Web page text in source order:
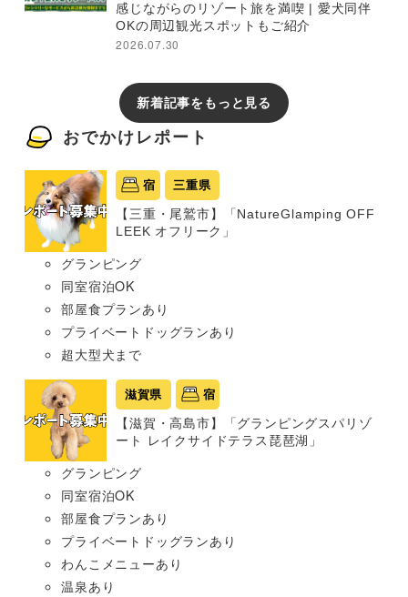
感じながらのリゾート旅を満喫 | 愛犬同伴
OKの周辺観光スポットもご紹介
2026.07.30
新着記事をもっと見る
おでかけレポート
宿 三重県
【三重・尾鷲市】「NatureGlamping OFF
LEEK オフリーク」
グランピング
同室宿泊OK
部屋食プランあり
プライベートドッグランあり
超大型犬まで
滋賀県 宿
【滋賀・高島市】「グランピングスパリゾ
ート レイクサイドテラス琵琶湖」
グランピング
同室宿泊OK
部屋食プランあり
プライベートドッグランあり
わんこメニューあり
温泉あり